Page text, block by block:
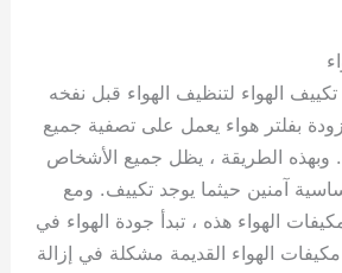
الهواء لتنظيف الهواء قبل نفخه
بفلتر هواء يعمل على تصفية جميع
وبهذه الطريقة ، يظل جميع الأشخاص
آمنين حيثما يوجد تكييف. ومع
الهواء هذه ، تبدأ جودة الهواء في
الهواء القديمة مشكلة في إزالة